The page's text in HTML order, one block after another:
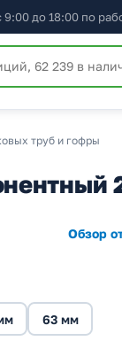
9:00 до 18:00 по
труб и гофры
Обзор
63 мм